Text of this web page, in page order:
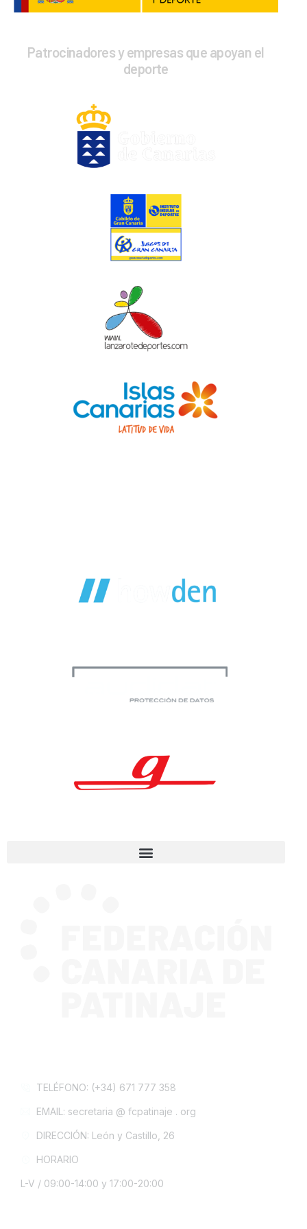
Patrocinadores y empresas que apoyan el
deporte
TELÉFONO: (+34) 671 777 358
EMAIL: secretaria @ fcpatinaje . org
DIRECCIÓN: León y Castillo, 26
HORARIO
L-V / 09:00-14:00 y 17:00-20:00